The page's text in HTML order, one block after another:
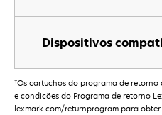
Dispositivos
†Os cartuchos do programa de retorno
e condições do Programa de retorno
lexmark.com/returnprogram para